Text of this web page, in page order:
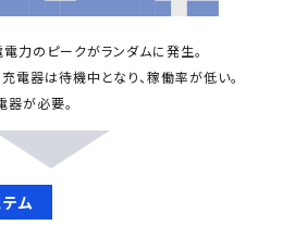
力のピークがランダムに発生。
電器は待機中となり、稼働率が低い。
が必要。
ム